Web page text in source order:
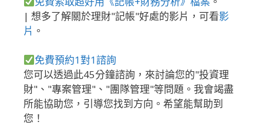
| 想多了解關於理財"記帳"好處的影片，可看影
片 。
免費預約1對1諮詢
您可以透過此45分鐘諮詢，來討論您的"投資理
財"、"專案管理"、"團隊管理"等問題。我會竭盡
所能協助您，引導您找到方向。希望能幫助到
您！